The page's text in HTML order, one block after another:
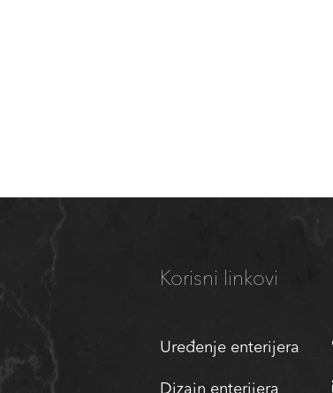
Korisni linkovi
Uređenje enterijera
Dizajn enterijera